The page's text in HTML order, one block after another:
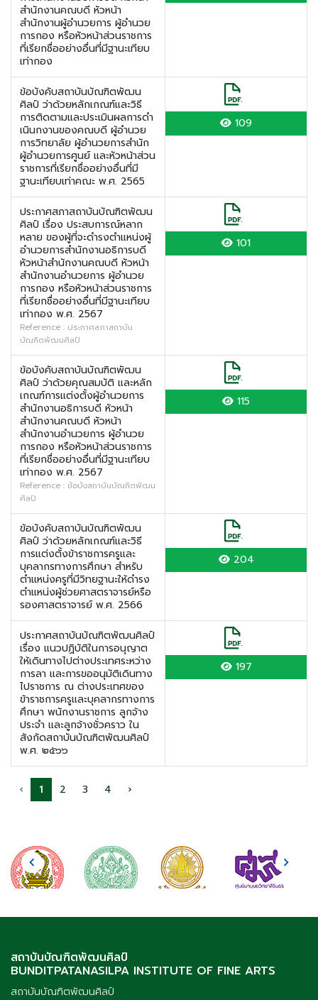
สำนักงานคณบดี หัวหน้า
สำนักงานผู้อำนวยการ ผู้อำนวย
การกอง หรือหัวหน้าส่วนราชการ
ที่เรียกชื่ออย่างอื่นที่มีฐานะเทียบ
เท่ากอง
ข้อบังคับสถาบันบัณฑิตพัฒน
ศิลป์ ว่าด้วยหลักเกณฑ์และวิธี
การติดตามและประเมินผลการดำ
เนินกงานของคณบดี ผู้อำนวย
การวิทยาลัย ผู้อำนวยการสำนัก
ผู้อำนวยการศูนย์ และหัวหน้าส่วน
ราชการที่เรียกชื่ออย่างอื่นที่มี
ฐานะเทียบเท่าคณะ พ.ศ. 2565
109
ประกาศสภาสถาบันบัณฑิตพัฒน
ศิลป์ เรื่อง ประสบการณ์หลาก
หลาย ของผู้ที่จะดำรงตำแหน่งผู้
อำนวยการสำนักงานอธิการบดี
หัวหน้าสำนักงานคณบดี หัวหน้า
สำนักงานอำนวยการ ผู้อำนวย
การกอง หรือหัวหน้าส่วนราชการ
ที่เรียกชื่ออย่างอื่นที่มีฐานะเทียบ
เท่ากอง พ.ศ. 2567
Reference : ประกาศสภาสถาบัน
บัณฑิตพัฒนศิลป์
101
ข้อบังคับสถาบันบัณฑิตพัฒน
ศิลป์ ว่าด้วยคุณสมบัติ และหลัก
เกณฑ์การแต่งตั้งผู้อำนวยการ
สำนักงานอธิการบดี หัวหน้า
สำนักงานคณบดี หัวหน้า
สำนักงานอำนวยการ ผู้อำนวย
การกอง หรือหัวหน้าส่วนราชการ
ที่เรียกชื่ออย่างอื่นที่มีฐานะเทียบ
เท่ากอง พ.ศ. 2567
Reference : ข้อบังสถาบันบัณฑิตพัฒน
ศิลป์
115
ข้อบังคับสถาบันบัณฑิตพัฒน
ศิลป์ ว่าด้วยหลักเกณฑ์และวิธี
การแต่งตั้งข้าราชการครูและ
บุคลากรทางการศึกษา สำหรับ
ตำแหน่งครูที่มีวิทยฐานะให้ดำรง
ตำแหน่งผู้ช่วยศาสตราจารย์หรือ
รองศาสตราจารย์ พ.ศ. 2566
204
ประกาศสถาบันบัณฑิตพัฒนศิลป์
เรื่อง แนวปฏิบัติในการอนุญาต
ให้เดินทางไปต่างประเทศระหว่าง
การลา และการขออนุมัติเดินทาง
ไปราชการ ณ ต่างประเทศของ
ข้าราชการครูและบุคลากรทางการ
ศึกษา พนักงานราชการ ลูกจ้าง
ประจำ และลูกจ้างชั่วคราว ใน
สังกัดสถาบันบัณฑิตพัฒนศิลป์
พ.ศ. ๒๕๖๖
197
‹ 1 2 3 4 ›
สถาบันบัณฑิตพัฒนศิลป์
BUNDITPATANASILPA INSTITUTE OF FINE ARTS
สถาบันบัณฑิตพัฒนศิลป์